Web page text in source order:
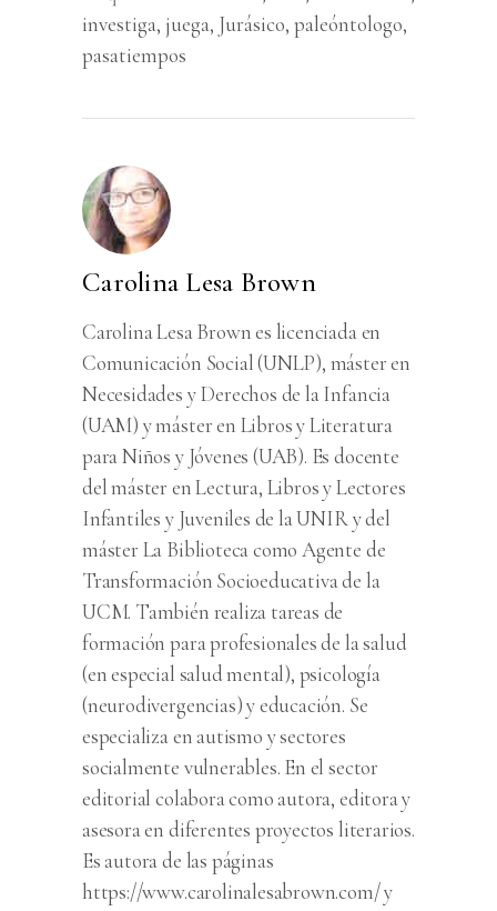
investiga, juega, Jurásico, paleóntologo,
pasatiempos
Carolina Lesa Brown
Carolina Lesa Brown es licenciada en
Comunicación Social (UNLP), máster en
Necesidades y Derechos de la Infancia
(UAM) y máster en Libros y Literatura
para Niños y Jóvenes (UAB). Es docente
del máster en Lectura, Libros y Lectores
Infantiles y Juveniles de la UNIR y del
máster La Biblioteca como Agente de
Transformación Socioeducativa de la
UCM. También realiza tareas de
formación para profesionales de la salud
(en especial salud mental), psicología
(neurodivergencias) y educación. Se
especializa en autismo y sectores
socialmente vulnerables. En el sector
editorial colabora como autora, editora y
asesora en diferentes proyectos literarios.
Es autora de las páginas
https://www.carolinalesabrown.com/ y